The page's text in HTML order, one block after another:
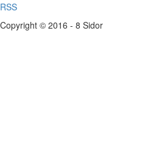
RSS
Copyright © 2016 - 8 Sidor